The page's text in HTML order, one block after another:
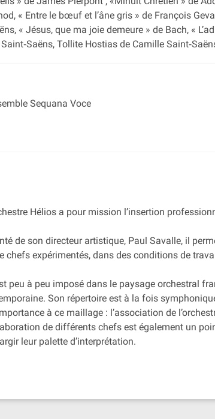
« Entre le bœuf et l’âne gris » de François
« Jésus, que ma joie demeure » de Bach, «
Tollite Hostias de Camille
Sequana Voce
Hélios a pour mission l’insertion
de son directeur artistique, Paul Savalle, il
chefs expérimentés, dans des conditions de
peu à peu imposé dans le paysage orchestral
Son répertoire est à la fois
à ce maillage : l’association de
de différents chefs est également un
leur palette d’interprétation.